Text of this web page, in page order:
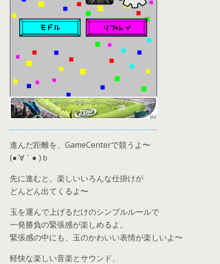
進んだ距離を、GameCenterで競うよ〜
(●´∀｀● )ｂ
先に進むと、楽しいいろんな仕掛けが
どんどん出てくるよ〜
玉を運んで上げるだけのシンプルルールで
一発勝負の緊張感が楽しめるよ。
緊張感の中にも、玉のかわいい表情が楽しいよ〜
軽快な楽しい音楽とサウンド、